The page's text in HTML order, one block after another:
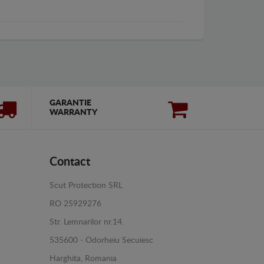
GARANTIE
WARRANTY
Contact
Scut Protection SRL
RO 25929276
Str. Lemnarilor nr.14.
535600 - Odorheiu Secuiesc
Harghita, Romania